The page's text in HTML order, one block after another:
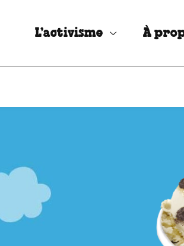
L’activisme À